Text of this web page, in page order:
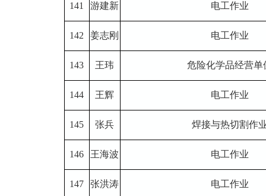
141 游建新 电工作业
142 姜志刚 电工作业
143 王玮 危险化学品经营单
144 王辉 电工作业
145 张兵 焊接与热切割作
146 王海波 电工作业
147 张洪涛 电工作业